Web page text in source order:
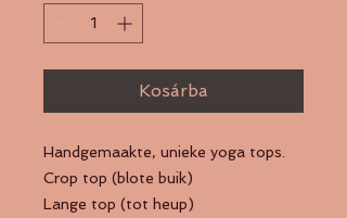
Kosárba
Handgemaakte, unieke yoga tops.
Crop top (blote buik)
Lange top (tot heup)